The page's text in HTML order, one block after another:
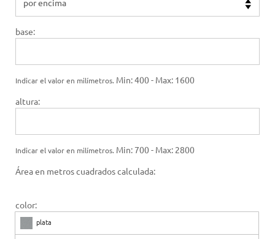
base:
Indicar el valor en milímetros. Min: 400 - Max: 1600
altura:
Indicar el valor en milímetros. Min: 700 - Max: 2800
Área en metros cuadrados calculada:
color:
plata